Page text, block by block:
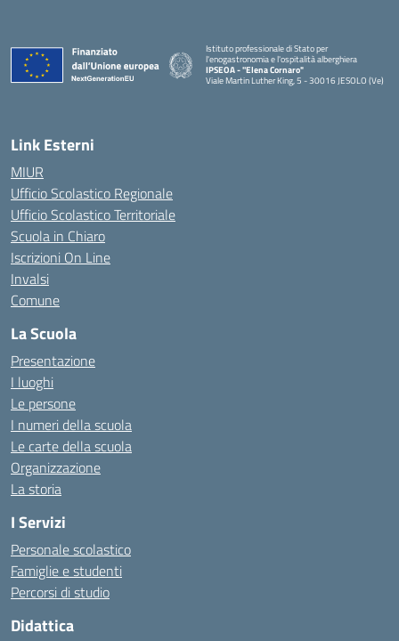
Istituto professionale di Stato per
l'enogastronomia e l'ospitalità alberghiera
IPSEOA - ''Elena Cornaro"
Viale Martin Luther King, 5 - 30016 JESOLO (Ve)
— Visita la pagina iniziale della scuola
Link Esterni
MIUR
Ufficio Scolastico Regionale
Ufficio Scolastico Territoriale
Scuola in Chiaro
Iscrizioni On Line
Invalsi
Comune
La Scuola
Presentazione
I luoghi
Le persone
I numeri della scuola
Le carte della scuola
Organizzazione
La storia
I Servizi
Personale scolastico
Famiglie e studenti
Percorsi di studio
Didattica